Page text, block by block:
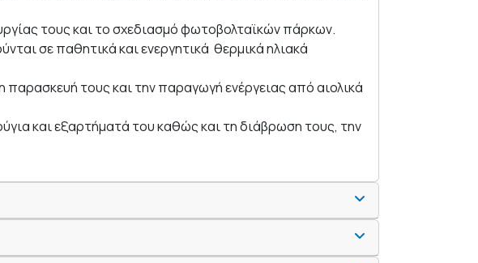
τους και το σχεδιασμό φωτοβολταϊκών πάρκων.
σε παθητικά και ενεργητικά θερμικά ηλιακά
τους και την παραγωγή ενέργειας από αιολικά
και εξαρτήματά του καθώς και τη διάβρωση τους, την